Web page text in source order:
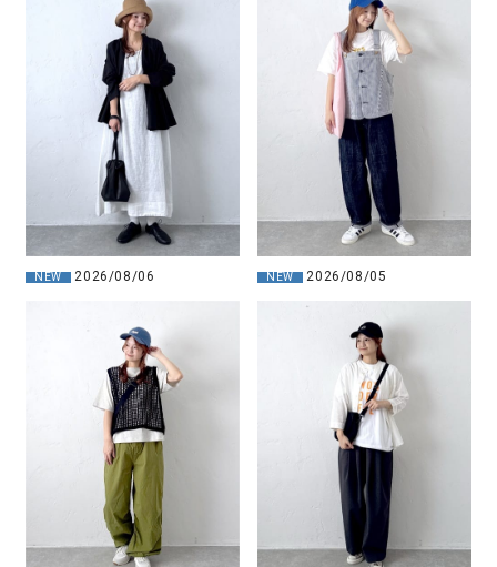
NEW 2026/08/06 NEW 2026/08/05